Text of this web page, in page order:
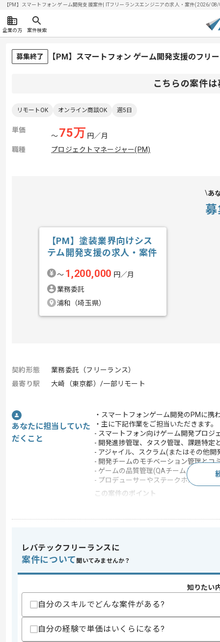
【PM】スマートフォン ゲーム開発支援案件| ITフリーランスエンジニアの求人・案件(2026/
企業の方 案件検索
募集終了 【PM】スマートフォン ゲーム開発支援のフリ
こちらの案件
リモートOK オンライン商談OK 週5日
単価
〜75万 円／月
職種
プロジェクトマネージャー(PM)
あ
【PM】塗装業界向けシス
テム開発支援の求人・案件
〜 1,200,000 円／月
業務委託
浦和（埼玉県）
契約形態
業務委託（フリーランス）
最寄り駅
大崎（東京都）/一部リモート
あなたに担当していた
だくこと
・スマートフォンゲーム開発のPMに携
・主に下記作業をご担当いただきます。
- スマートフォン向けゲーム開発プロジ
- 開発進捗管理、タスク管理、課題特定
- アジャイル、スクラム(またはその他
- 開発チームのモチベーション管理とコ
- ゲームの品質管理(QAチームとの連携)
- プロデューサーやステークホルダーへ
この案件のポイント
求めるスキル
・ゲーム業界でのプロジェクトマネジ
・プロジェクトのリスク管理や課題発
・チーム内のリーダーシップや調整経験
歓迎スキル
レバテックフリーランスに
案件について 聞いてみませんか？
知りたい
自分のスキルでどんな案件がある?
自分の経験で単価はいくらになる?